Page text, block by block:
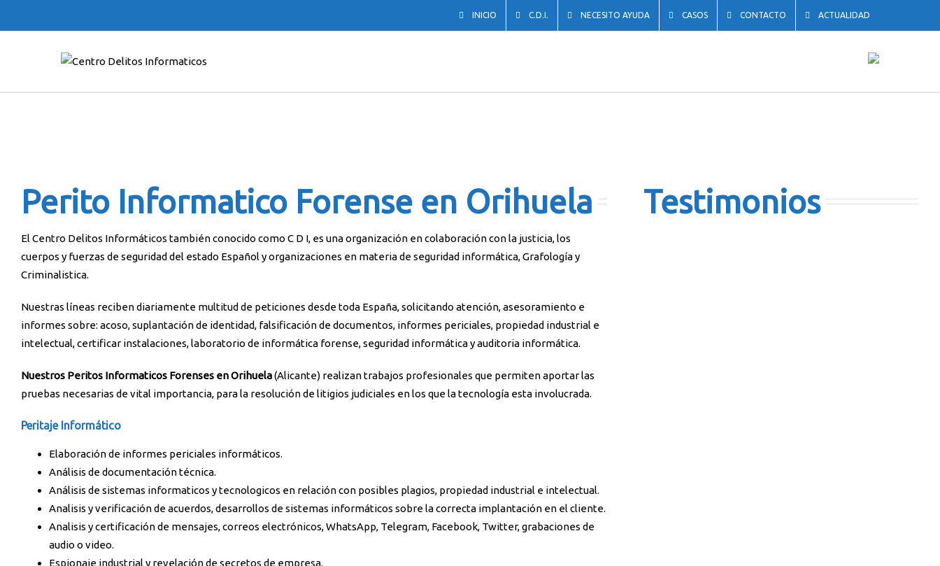
INICIO C.D.I. NECESITO AYUDA CASOS CONTACTO ACTUALIDAD
Perito Informatico Forense en Orihuela
El Centro Delitos Informáticos también conocido como C D I, es una organización en colaboración con la justicia, los
cuerpos y fuerzas de seguridad del estado Español y organizaciones en materia de seguridad informática, Grafología y
Criminalistica.
Nuestras líneas reciben diariamente multitud de peticiones desde toda España, solicitando atención, asesoramiento e
informes sobre: acoso, suplantación de identidad, falsificación de documentos, informes periciales, propiedad industrial e
intelectual, certificar instalaciones, laboratorio de informática forense, seguridad informática y auditoria informática.
Nuestros Peritos Informaticos Forenses en Orihuela(Alicante) realizan trabajos profesionales que permiten aportar las
pruebas necesarias de vital importancia, para la resolución de litigios judiciales en los que la tecnología esta involucrada.
Peritaje Informático
Elaboración de informes periciales informáticos.
Análisis de documentación técnica.
Análisis de sistemas informaticos y tecnologicos en relación con posibles plagios, propiedad industrial e intelectual.
Analisis y verificación de acuerdos, desarrollos de sistemas informáticos sobre la correcta implantación en el cliente.
Analisis y certificación de mensajes, correos electrónicos, WhatsApp, Telegram, Facebook, Twitter, grabaciones de
audio o video.
Espionaje industrial y revelación de secretos de empresa.
Testimonios